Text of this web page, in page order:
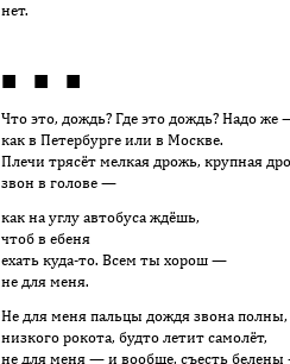
нет.
■ ■ ■
Что это, дождь? Где это дождь? Надо же
как в Петербурге или в Москве.
Плечи трясёт мелкая дрожь, крупная
звон в голове —
как на углу автобуса ждёшь,
чтоб в ебеня
ехать куда-то. Всем ты хорош —
не для меня.
Не для меня пальцы дождя звона полны,
низкого рокота, будто летит самолёт,
не для меня — и вообще, съесть